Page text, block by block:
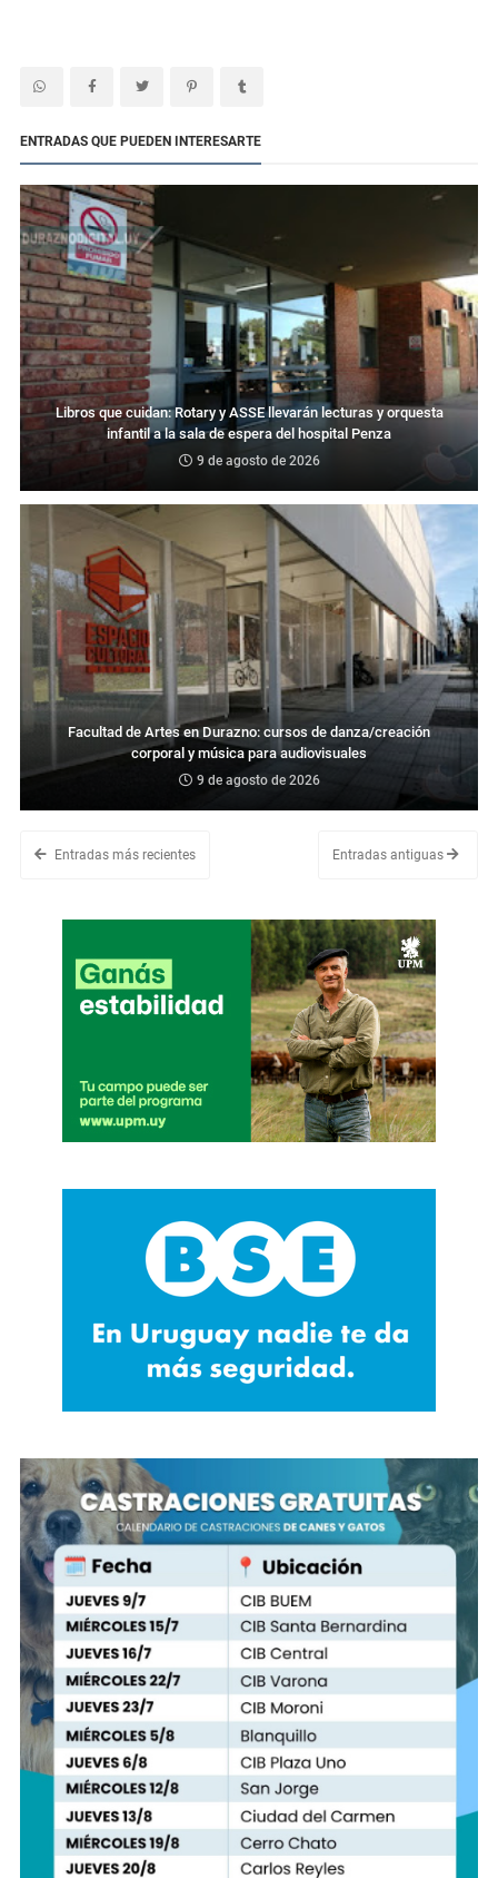
ENTRADAS QUE PUEDEN INTERESARTE
Libros que cuidan: Rotary y ASSE llevarán lecturas y orquesta
infantil a la sala de espera del hospital Penza
9 de agosto de 2026
Facultad de Artes en Durazno: cursos de danza/creación
corporal y música para audiovisuales
9 de agosto de 2026
Entradas más recientes Entradas antiguas